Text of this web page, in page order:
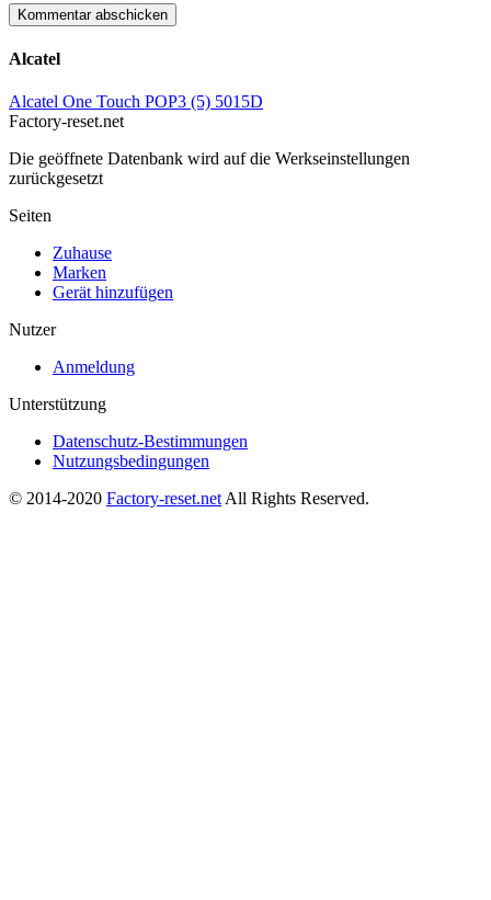
Kommentar abschicken
Alcatel
Alcatel One Touch POP3 (5) 5015D
Factory-reset.net
Die geöffnete Datenbank wird auf die Werkseinstellungen
zurückgesetzt
Seiten
Zuhause
Marken
Gerät hinzufügen
Nutzer
Anmeldung
Unterstützung
Datenschutz-Bestimmungen
Nutzungsbedingungen
© 2014-2020 Factory-reset.net All Rights Reserved.